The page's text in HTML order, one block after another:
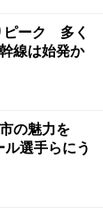
ピーク 多く
線は始発か
の魅力を
選手らにう